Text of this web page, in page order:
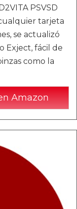
PSVSD
tarjeta
se actualizó
Exject, fácil de
como la
Amazon